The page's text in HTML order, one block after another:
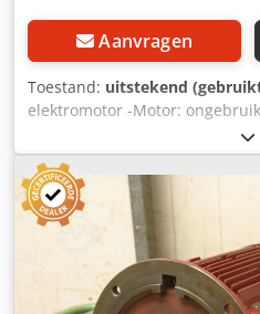
Aanvragen
Toestand: uitstekend
elektromotor -Motor:
snelheid: 2940 rpm -
as: Ø 55 mm -gatencirkel: 350
-Aantal: 2x beschikbaar -Prijs:
720/500/H400 mm -Gewicht: